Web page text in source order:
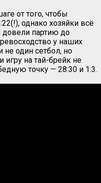
от того, чтобы
однако хозяйки всё
довели партию до
у наших
не один сетбол, но
игру на тай-брейк не
точку — 28:30 и 1:3.